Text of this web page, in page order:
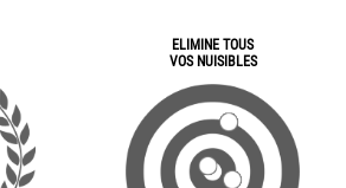
ELIMINE TOUS
VOS NUISIBLES